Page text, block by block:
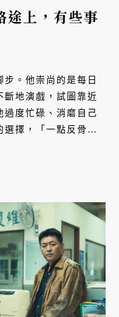
上，有些事
。他崇尚的是每日
斷地演戲，試圖靠近
過度忙碌、消磨自己
選擇，「一點反骨，